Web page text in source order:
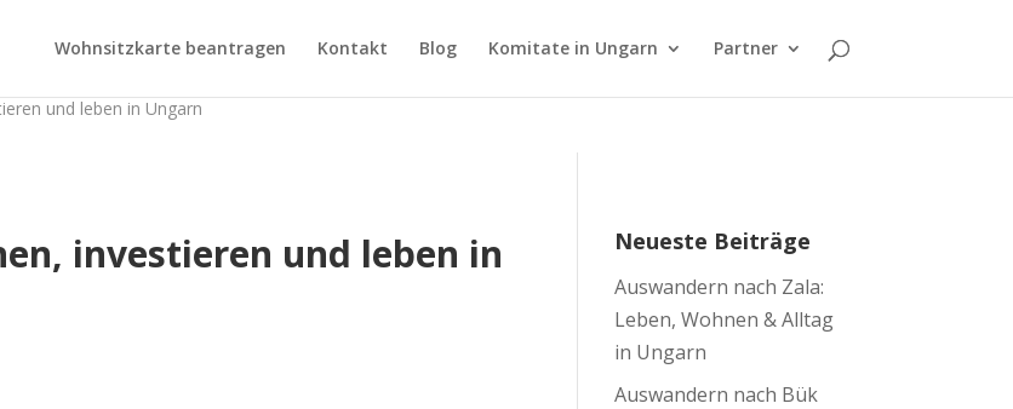
Wohnsitzkarte beantragen Kontakt Blog Komitate in Ungarn Partner
und leben in Ungarn
investieren und leben in
Neueste Beiträge
Auswandern nach Zala:
Leben, Wohnen & Alltag
in Ungarn
Auswandern nach Bük